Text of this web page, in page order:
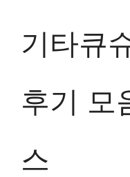
기타큐
후기 모
스